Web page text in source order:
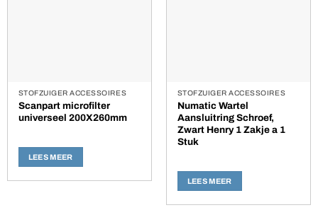
STOFZUIGER ACCESSOIRES
Scanpart microfilter
universeel 200X260mm
LEES MEER
STOFZUIGER ACCESSOIRES
Numatic Wartel
Aansluitring Schroef,
Zwart Henry 1 Zakje a 1
Stuk
LEES MEER